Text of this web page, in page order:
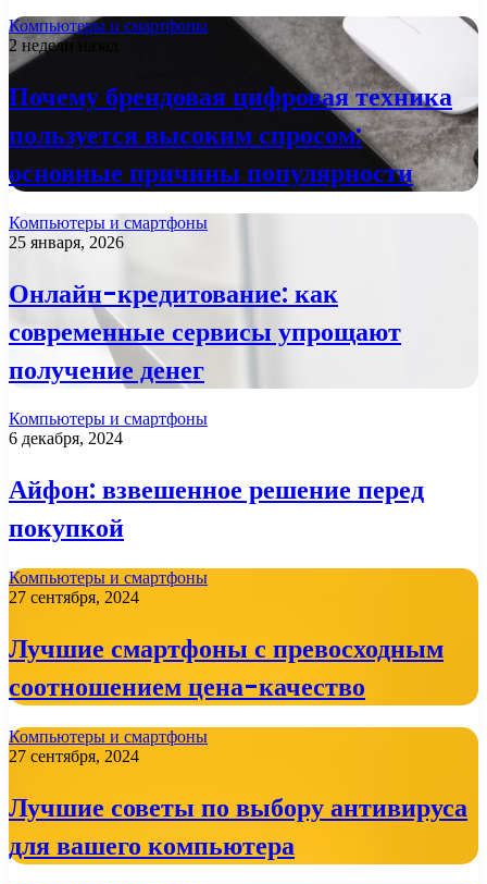
Компьютеры и смартфоны
2 недели назад
Почему брендовая цифровая техника
пользуется высоким спросом:
основные причины популярности
Компьютеры и смартфоны
25 января, 2026
Онлайн-кредитование: как
современные сервисы упрощают
получение денег
Компьютеры и смартфоны
6 декабря, 2024
Айфон: взвешенное решение перед
покупкой
Компьютеры и смартфоны
27 сентября, 2024
Лучшие смартфоны с превосходным
соотношением цена-качество
Компьютеры и смартфоны
27 сентября, 2024
Лучшие советы по выбору антивируса
для вашего компьютера